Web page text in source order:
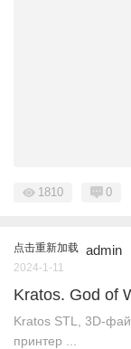
1810 0
点击重新加载 admin
2024-1-11
Kratos. God of
Kratos STL, 3D-
принтер ...